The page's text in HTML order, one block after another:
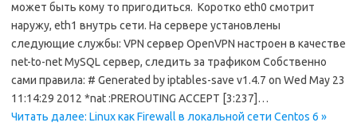
может быть кому то пригодиться. Коротко eth0 смотрит
наружу, eth1 внутрь сети. На сервере установлены
следующие службы: VPN сервер OpenVPN настроен в качестве
net-to-net MySQL сервер, следить за трафиком Собственно
сами правила: # Generated by iptables-save v1.4.7 on Wed May 23
11:14:29 2012 *nat :PREROUTING ACCEPT [3:237]…
Читать далее: Linux как Firewall в локальной сети Centos 6 »